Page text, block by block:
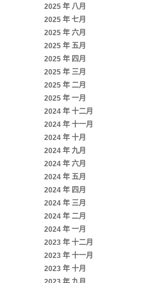
2025 年 八月
2025 年 七月
2025 年 六月
2025 年 五月
2025 年 四月
2025 年 三月
2025 年 二月
2025 年 一月
2024 年 十二月
2024 年 十一月
2024 年 十月
2024 年 九月
2024 年 六月
2024 年 五月
2024 年 四月
2024 年 三月
2024 年 二月
2024 年 一月
2023 年 十二月
2023 年 十一月
2023 年 十月